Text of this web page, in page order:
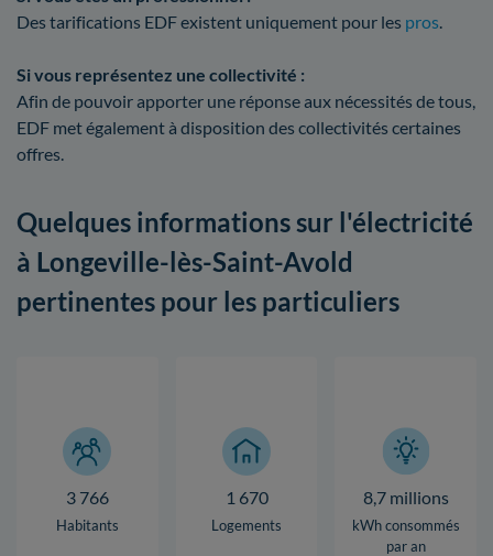
Des tarifications EDF existent uniquement pour les pros.
Si vous représentez une collectivité :
Afin de pouvoir apporter une réponse aux nécessités de tous,
EDF met également à disposition des collectivités certaines
offres.
Quelques informations sur l'électricité
à Longeville-lès-Saint-Avold
pertinentes pour les particuliers
3 766
Habitants
1 670
Logements
8,7 millions
kWh consommés
par an